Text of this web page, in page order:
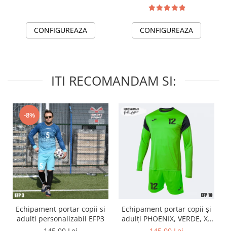
CONFIGUREAZA CONFIGUREAZA
ITI RECOMANDAM SI:
-8%
Echipament portar copii si
adulti personalizabil EFP3
Echipament portar copii și
adulți PHOENIX, VERDE, XL
EFP10